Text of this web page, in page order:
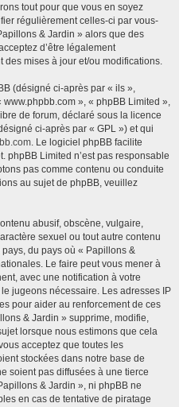
tout pour que vous en soyez
régulièrement celles-ci par vous-
& Jardin » alors que des
d’être légalement
mises à jour et/ou modifications.
(désigné ci-après par « ils »,
», « phpBB Limited »,
de forum, déclaré sous la licence
ci-après par « GPL ») et qui
. Le logiciel phpBB facilite
phpBB Limited n’est pas responsable
pas comme contenu ou conduite
au sujet de phpBB, veuillez
abusif, obscène, vulgaire,
sexuel ou tout autre contenu
du pays où « Papillons &
Le faire peut vous mener à
avec une notification à votre
jugeons nécessaire. Les adresses IP
pour aider au renforcement de ces
& Jardin » supprime, modifie,
lorsque nous estimons que cela
acceptez que toutes les
stockées dans notre base de
soient pas diffusées à une tierce
& Jardin », ni phpBB ne
en cas de tentative de piratage